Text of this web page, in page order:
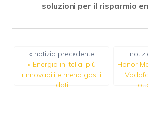
soluzioni per il risparmio
« notizia precedente
« Energia in Italia: più
rinnovabili e meno gas, i
dati
Honor